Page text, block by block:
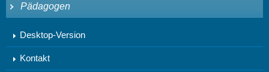
Pädagogen
Desktop-Version
Kontakt